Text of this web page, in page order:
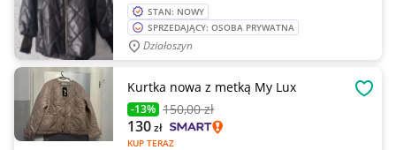
STAN: NOWY
SPRZEDAJĄCY: OSOBA PRYWATNA
Działoszyn
Kurtka nowa z metką My Lux
-13% 150,00 zł
KUP TERAZ
130zł